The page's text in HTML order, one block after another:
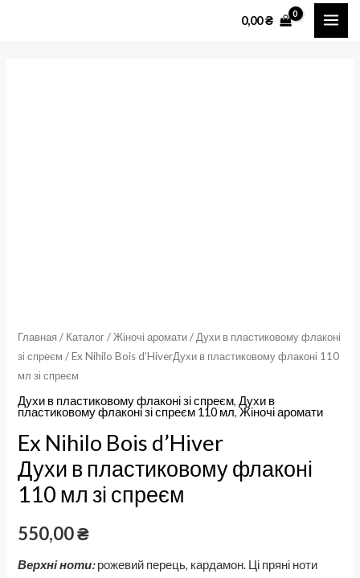
0,00₴
Главная / Каталог/Жіночі аромати/ Духи в пластиковому флаконі
зі спреєм / Ex Nihilo Bois d’HiverДухи в пластиковому флаконі 110
мл зі спреєм
Духи в пластиковому флаконі зі спреєм,Духи в
пластиковому флаконі зі спреєм 110 мл,Жіночі аромати
Ex Nihilo Bois d’Hiver
Духи в пластиковому флаконі
110 мл зі спреєм
550,00₴
Верхні ноти:рожевий перець, кардамон. Ці пряні ноти
спреєм